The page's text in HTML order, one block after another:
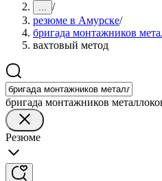
... /
резюме в Амурске/
бригада монтажников
вахтовый метод
бригада монтажников
Резюме